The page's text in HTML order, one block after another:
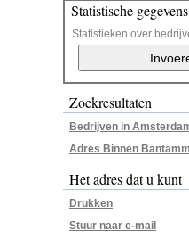
Statistische gegevens
Statistieken over
Zoekresultaten
Bedrijven in
Adres Binnen
Het adres dat u kunt
Drukken
Stuur naar e-mail